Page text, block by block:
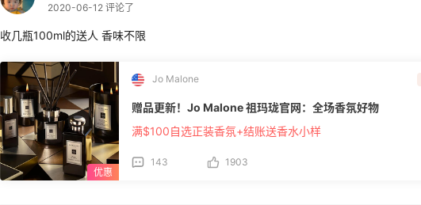
2020-06-12 评论了
收几瓶100ml的送人 香味不限
Jo Malone
赠品更新！Jo Malone 祖玛珑官网：全场香氛好物
满$100自选正装香氛+结账送香水小样
143 1903